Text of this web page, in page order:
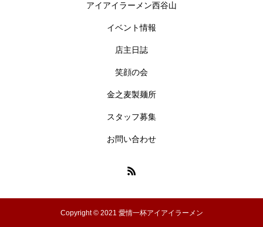
アイアイラーメン西谷山
イベント情報
店主日誌
笑顔の会
金之麦製麺所
スタッフ募集
お問い合わせ
Copyright © 2021 愛情一杯アイアイラーメン